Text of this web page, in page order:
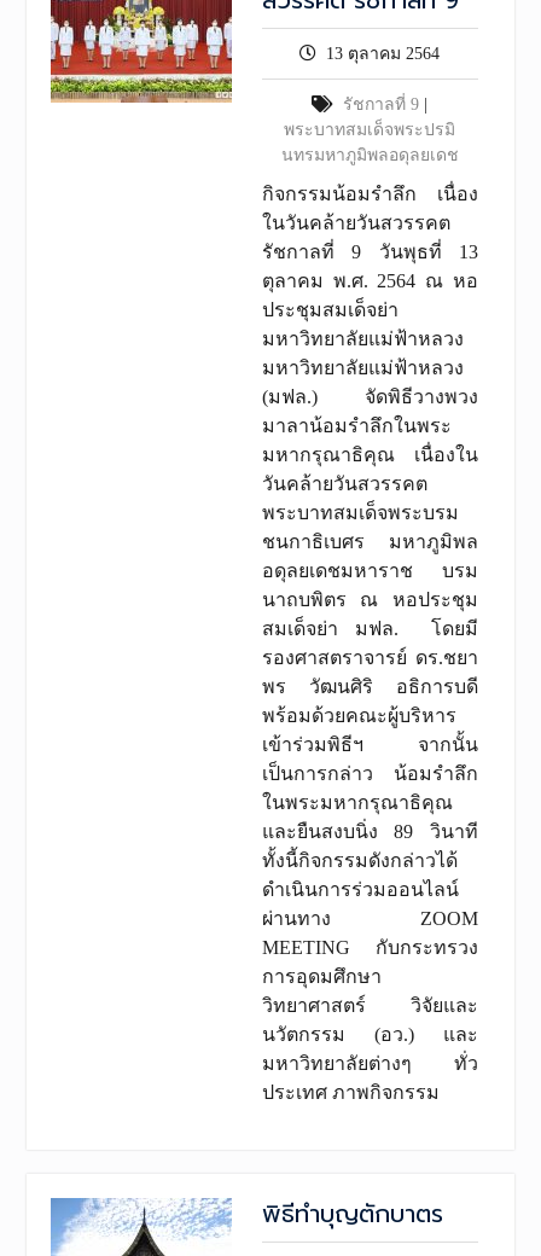
13 ตุลาคม 2564
รัชกาลที่ 9
พระบาทสมเด็จพระปรมิ
นทรมหาภูมิพลอดุลยเดช
กิจกรรมน้อมรำลึก เนื่อง
ในวันคล้ายวันสวรรคต
รัชกาลที่ 9 วันพุธที่ 13
ตุลาคม พ.ศ. 2564 ณ หอ
ประชุมสมเด็จย่า
มหาวิทยาลัยแม่ฟ้าหลวง
มหาวิทยาลัยแม่ฟ้าหลวง
(มฟล.) จัดพิธีวางพวง
มาลาน้อมรำลึกในพระ
มหากรุณาธิคุณ เนื่องใน
วันคล้ายวันสวรรคต
พระบาทสมเด็จพระบรม
ชนกาธิเบศร มหาภูมิพล
อดุลยเดชมหาราช บรม
นาถบพิตร ณ หอประชุม
สมเด็จย่า มฟล. โดยมี
รองศาสตราจารย์ ดร.ชยา
พร วัฒนศิริ อธิการบดี
พร้อมด้วยคณะผู้บริหาร
เข้าร่วมพิธีฯ จากนั้น
เป็นการกล่าว น้อมรำลึก
ในพระมหากรุณาธิคุณ
และยืนสงบนิ่ง 89 วินาที
ทั้งนี้กิจกรรมดังกล่าวได้
ดำเนินการร่วมออนไลน์
ผ่านทาง ZOOM
MEETING กับกระทรวง
การอุดมศึกษา
วิทยาศาสตร์ วิจัยและ
นวัตกรรม (อว.) และ
มหาวิทยาลัยต่างๆ ทั่ว
ประเทศ ภาพกิจกรรม
พิธีทำบุญตักบาตร